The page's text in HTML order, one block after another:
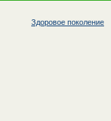
Здоровое поколение